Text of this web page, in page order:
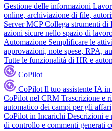
Gestione delle informazioni
online, archiviazione di file,
Server MCP Collega strumenti di
azioni sicure nello spazio di lavoro
Automazione Semplificare le
approvazioni, note spese, RPA,
Tutte le funzionalità di HR e
CoPilot
CoPilot Il tuo assistente IA
CoPilot nel CRM Trascrizione e
automatico dei campi per gli affari
CoPilot in Incarichi Descrizioni e
di controllo e commenti generati